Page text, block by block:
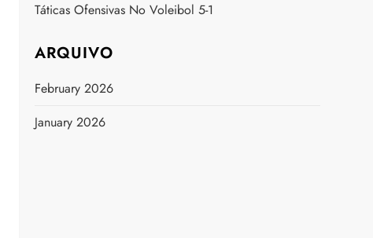
Táticas Ofensivas No Voleibol 5-1
ARQUIVO
February 2026
January 2026